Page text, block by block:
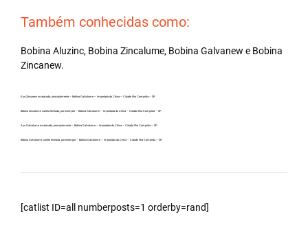
Também conhecidas como:
Bobina Aluzinc, Bobina Zincalume, Bobina Galvanew e Bobina
Zincanew.
Aço Zincanew no atacado, principalmente – Bobina Galvalume – Importada da China – Cidade Ilha Comprida – SP.
Bobina Zincalume carreta fechada, por exemplo – Bobina Galvalume – Importada da China – Cidade Ilha Comprida – SP.
Aço Galvalume no atacado, principalmente – Bobina Galvalume – Importada da China – Cidade Ilha Comprida – SP.
Bobina Galvalume carreta fechada, por exemplo – Bobina Galvalume – Importada da China – Cidade Ilha Comprida – SP.
[catlist ID=all numberposts=1 orderby=rand]